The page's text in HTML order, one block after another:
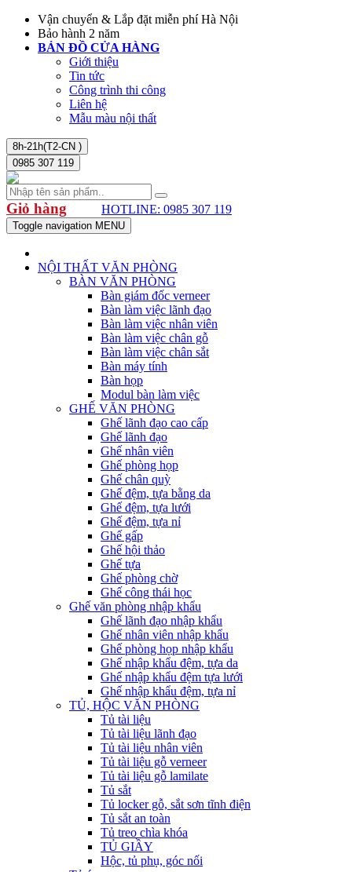
Vận chuyển & Lắp đặt miễn phí Hà Nội
Bảo hành 2 năm
BẢN ĐỒ CỬA HÀNG
Giới thiệu
Tin tức
Công trình thi công
Liên hệ
Mẫu màu nội thất
8h-21h(T2-CN )
0985 307 119
Giỏ hàng HOTLINE: 0985 307 119
Toggle navigation MENU
NỘI THẤT VĂN PHÒNG
BÀN VĂN PHÒNG
Bàn giám đốc verneer
Bàn làm việc lãnh đạo
Bàn làm việc nhân viên
Bàn làm việc chân gỗ
Bàn làm việc chân sắt
Bàn máy tính
Bàn họp
Modul bàn làm việc
GHẾ VĂN PHÒNG
Ghế lãnh đạo cao cấp
Ghế lãnh đạo
Ghế nhân viên
Ghế phòng họp
Ghế chân quỳ
Ghế đệm, tựa bằng da
Ghế đệm, tựa lưới
Ghế đệm, tựa nỉ
Ghế gấp
Ghế hội thảo
Ghế tựa
Ghế phòng chờ
Ghế công thái học
Ghế văn phòng nhập khẩu
Ghế lãnh đạo nhập khẩu
Ghế nhân viên nhập khẩu
Ghế phòng họp nhập khẩu
Ghế nhập khẩu đệm, tựa da
Ghế nhập khẩu đệm tựa lưới
Ghế nhập khẩu đệm, tựa nỉ
TỦ, HỘC VĂN PHÒNG
Tủ tài liệu
Tủ tài liệu lãnh đạo
Tủ tài liệu nhân viên
Tủ tài liệu gỗ verneer
Tủ tài liệu gỗ lamilate
Tủ sắt
Tủ locker gỗ, sắt sơn tĩnh điện
Tủ sắt an toàn
Tủ treo chìa khóa
TỦ GIẦY
Hộc, tủ phụ, góc nối